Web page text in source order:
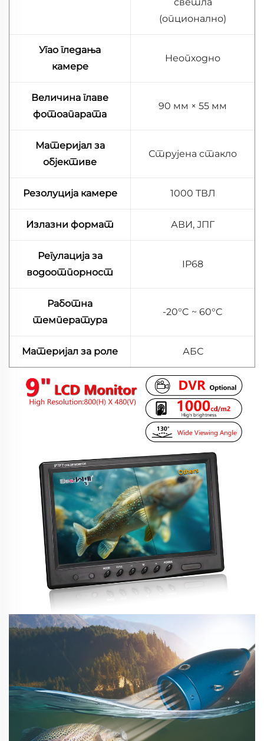
(опционално)
Угао гледања
камере
Неопходно
Величина главе
фотоапарата
90 мм × 55 мм
Материјал за
објективе
Струјена стакло
Резолуција камере 1000 ТВЛ
Излазни формат АВИ, ЈПГ
Регулација за
водоотпорност
IP68
Работна
температура
-20°C ~ 60°C
Материјал за роле АБС